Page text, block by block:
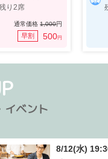
り2席
通常価格1,000円
早割 500円
イベント
8/12(水)